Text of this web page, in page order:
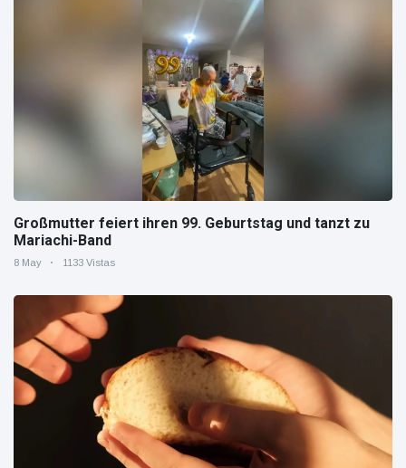
Großmutter feiert ihren 99. Geburtstag und tanzt zu
Mariachi-Band
8 May 1133 Vistas